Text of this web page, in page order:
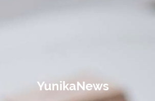
YunikaNews